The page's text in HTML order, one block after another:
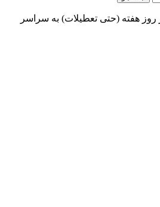
هر روز هفته (حتی تعطیلات) به سراسر